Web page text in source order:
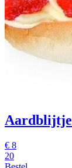
Aardblijtje
€ 8
20